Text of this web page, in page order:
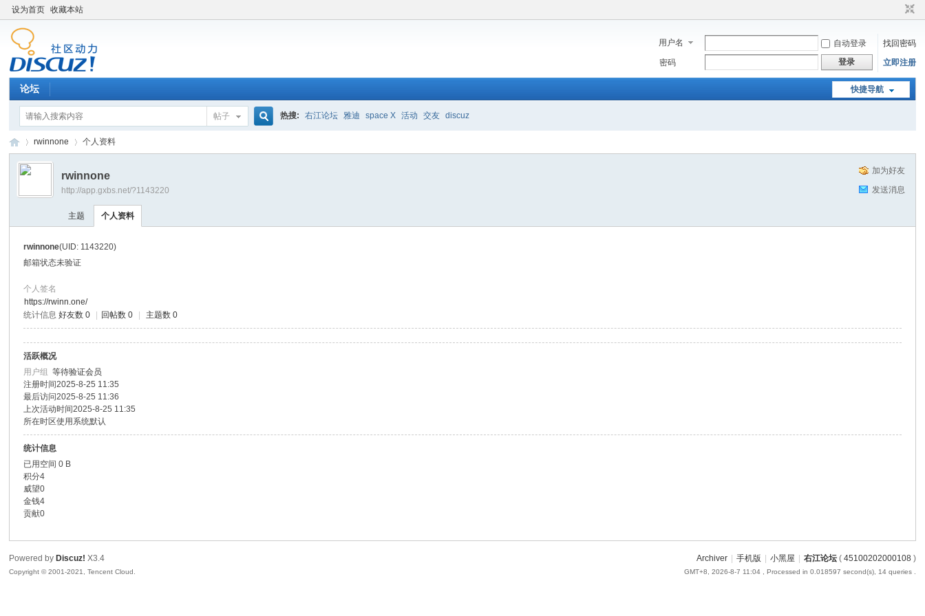
设为首页 收藏本站
用户名 自动登录
找回密码
密码
登录 立即注册
快捷导航
论坛
帖子 热搜: 右江论坛 雅迪 space X 活动 交友 discuz
›
rwinnone 个人资料
加为好友
发送消息
rwinnone
http://app.gxbs.net/?1143220
主题 个人资料
rwinnone(UID: 1143220)
邮箱状态未验证
个人签名
https://rwinn.one/
统计信息 好友数 0 回帖数 0 主题数 0
活跃概况
用户组等待验证会员
注册时间2025-8-25 11:35
最后访问2025-8-25 11:36
上次活动时间2025-8-25 11:35
所在时区使用系统默认
统计信息
已用空间 0 B
积分4
威望0
金钱4
贡献0
Archiver 手机版 小黑屋 右江论坛( 45100202000108)
GMT+8, 2026-8-7 11:04, Processed in 0.018597 second(s), 14 queries .
Powered by Discuz! X3.4
Copyright © 2001-2021, Tencent Cloud.